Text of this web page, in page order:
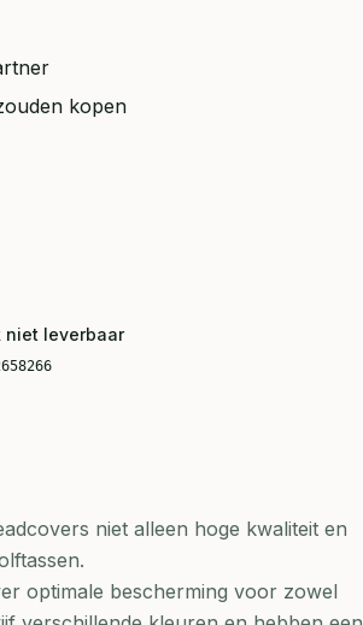
kopen
niet leverbaar
niet alleen hoge kwaliteit en
optimale bescherming voor zowel